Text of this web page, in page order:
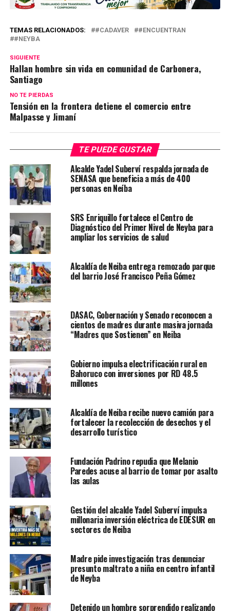
TEMAS RELACIONADOS: #CADAVER
#ENCUENTRAN
#NEYBA
SIGUIENTE
Hallan hombre sin vida en comunidad de Carbonera,
Santiago
NO TE PIERDAS
Tensión en la frontera detiene el comercio entre
Malpasse y Jimaní
TE PUEDE GUSTAR
Alcalde Yadel Suberví respalda jornada de
SENASA que beneficia a más de 400
personas en Neíba
SRS Enriquillo fortalece el Centro de
Diagnóstico del Primer Nivel de Neyba para
ampliar los servicios de salud
Alcaldía de Neiba entrega remozado parque
del barrio José Francisco Peña Gómez
DASAC, Gobernación y Senado reconocen a
cientos de madres durante masiva jornada
“Madres que Sostienen” en Neiba
Gobierno impulsa electrificación rural en
Bahoruco con inversiones por RD 48.5
millones
Alcaldía de Neiba recibe nuevo camión para
fortalecer la recolección de desechos y el
desarrollo turístico
Fundación Padrino repudia que Melanio
Paredes acuse al barrio de tomar por asalto
las aulas
Gestión del alcalde Yadel Suberví impulsa
millonaria inversión eléctrica de EDESUR en
sectores de Neiba
Madre pide investigación tras denunciar
presunto maltrato a niña en centro infantil
de Neyba
Detenido un hombre sorprendido realizando